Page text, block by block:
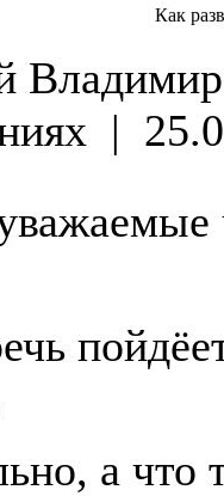
Как
|
а что